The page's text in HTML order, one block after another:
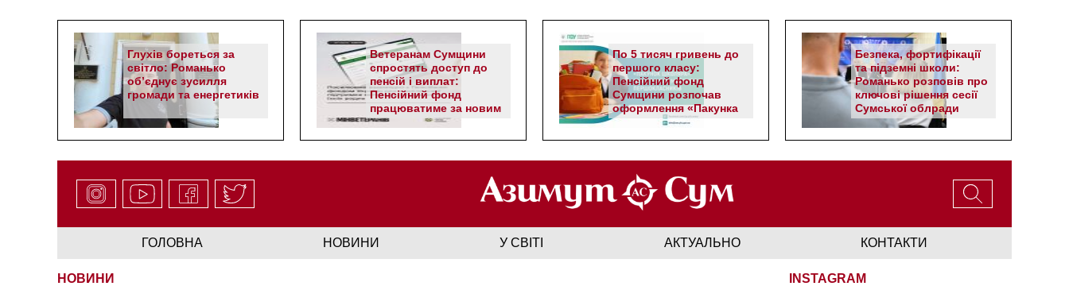
Глухів бореться за
світло: Романько
об’єднує зусилля
громади та енергетиків
Ветеранам Сумщини
спростять доступ до
пенсій і виплат:
Пенсійний фонд
працюватиме за новим
алгоритмом
По 5 тисяч гривень до
першого класу:
Пенсійний фонд
Сумщини розпочав
оформлення «Пакунка
школяра»
Безпека, фортифікації
та підземні школи:
Романько розповів про
ключові рішення сесії
Сумської облради
ГОЛОВНА НОВИНИ У СВІТІ АКТУАЛЬНО КОНТАКТИ
НОВИНИ INSTAGRAM